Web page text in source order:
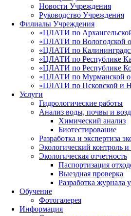
Новости Учреждения
Руководство Учреждения
Филиалы Учреждения
«ЦЛАТИ по
«ЦЛАТИ по Вологодской
«ЦЛАТИ по
«ЦЛАТИ по Республике
«ЦЛАТИ по Республике
«ЦЛАТИ по Мурманской
«ЦЛАТИ по Псковской и
Услуги
Гидрологические работы
Анализ воды, почвы и
Химический анализ
Биотестирование
Разработка и экспертиза
Экологический контроль
Экологическая отчетность
Паспортизация
Выездная проверка
Разработка журнала
Обучение
Фотогалерея
Информация